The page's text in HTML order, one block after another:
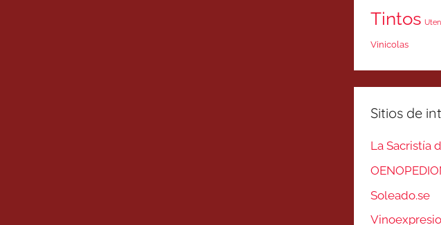
Tintos
Vinicolas
Sitios de
La Sacristía
Soleado.se